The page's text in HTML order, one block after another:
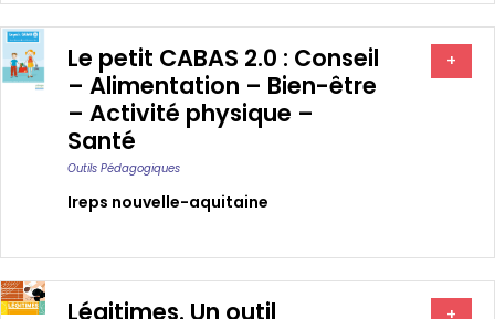
Le petit CABAS 2.0 : Conseil
– Alimentation – Bien-être
– Activité physique –
Santé
Outils Pédagogiques
Ireps nouvelle-aquitaine
+
Légitimes. Un outil +